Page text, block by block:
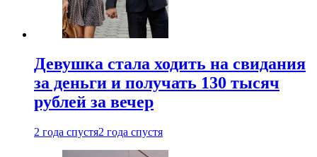
Девушка стала ходить на свидания
за деньги и получать 130 тысяч
рублей за вечер
2 года спустя2 года спустя